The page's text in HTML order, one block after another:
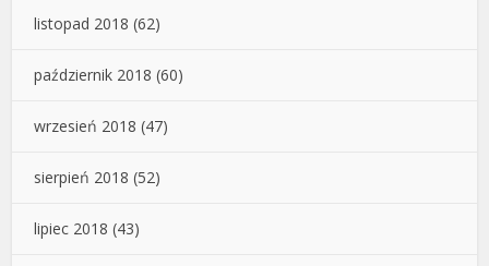
listopad 2018 (62)
październik 2018 (60)
wrzesień 2018 (47)
sierpień 2018 (52)
lipiec 2018 (43)